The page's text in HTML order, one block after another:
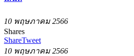
10 พฤษภาคม 2566
Shares
ShareTweet
10 พฤษภาคม 2566